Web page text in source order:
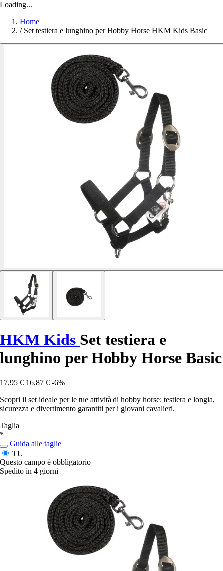
Loading...
Home
/ Set testiera e lunghino per Hobby Horse HKM Kids Basic
HKM Kids Set testiera e
lunghino per Hobby Horse Basic
17,95 € 16,87 € -6%
Scopri il set ideale per le tue attività di hobby horse: testiera e longia,
sicurezza e divertimento garantiti per i giovani cavalieri.
Taglia
*
Guida alle taglie
TU
Questo campo è obbligatorio
Spedito in 4 giorni